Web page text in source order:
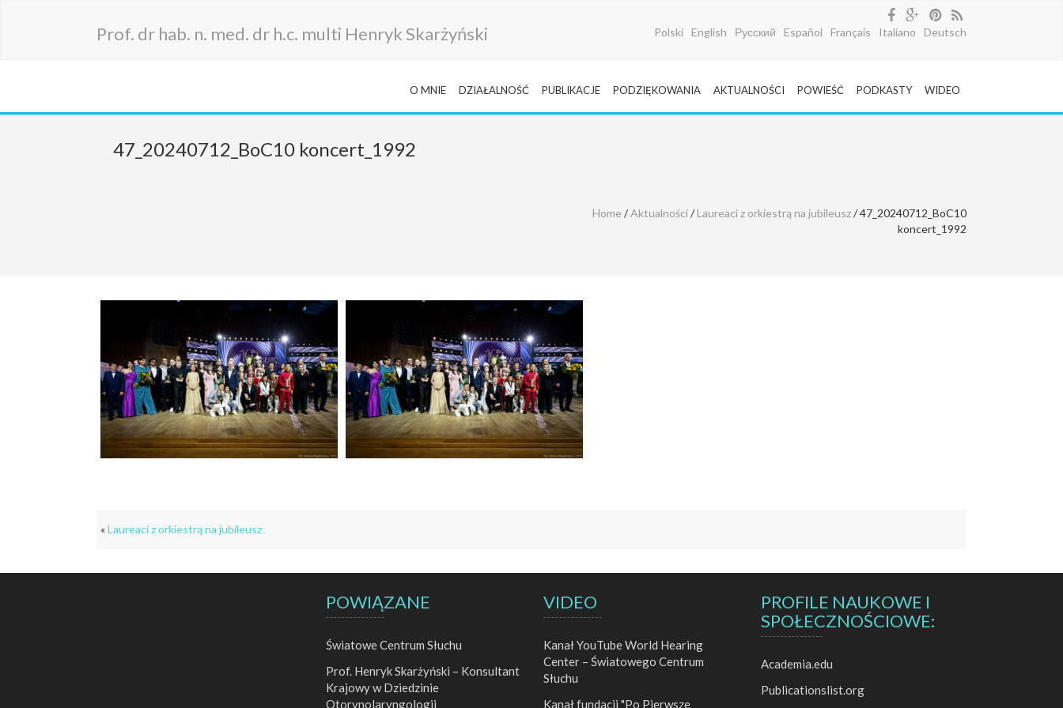
Prof. dr hab. n. med. dr h.c. multi Henryk Skarżyński Polski English Русский Español Français Italiano Deutsch
O MNIE DZIAŁALNOŚĆ PUBLIKACJE PODZIĘKOWANIA AKTUALNOŚCI POWIEŚĆ PODKASTY WIDEO
47_20240712_BoC10 koncert_1992
Home /Aktualności/ Laureaci z orkiestrą na jubileusz/ 47_20240712_BoC10
koncert_1992
«Laureaci z orkiestrą na jubileusz
POWIĄZANE
Światowe Centrum Słuchu
Prof. Henryk Skarżyński – Konsultant
Krajowy w Dziedzinie
Otorynolaryngologii
VIDEO
Kanał YouTube World Hearing
Center – Światowego Centrum
Słuchu
Kanał fundacji "Po Pierwsze
PROFILE NAUKOWE I
SPOŁECZNOŚCIOWE:
Academia.edu
Publicationslist.org